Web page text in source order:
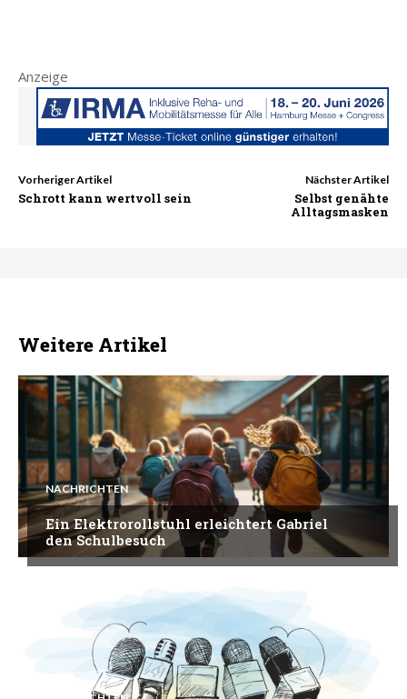
Anzeige
Vorheriger Artikel
Schrott kann wertvoll sein
Nächster Artikel
Selbst genähte
Alltagsmasken
Weitere Artikel
NACHRICHTEN
Ein Elektrorollstuhl erleichtert Gabriel
den Schulbesuch